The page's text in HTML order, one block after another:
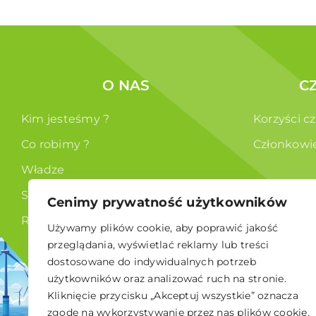
Cenimy prywatność użytkowników
Używamy plików cookie, aby poprawić jakość
przeglądania, wyświetlać reklamy lub treści
dostosowane do indywidualnych potrzeb
użytkowników oraz analizować ruch na stronie.
Kliknięcie przycisku „Akceptuj wszystkie” oznacza
zgodę na wykorzystywanie przez nas plików cookie.
O NAS
Kim jesteśmy ?
Co robimy ?
Władze
Statut
RODO
Korzyści